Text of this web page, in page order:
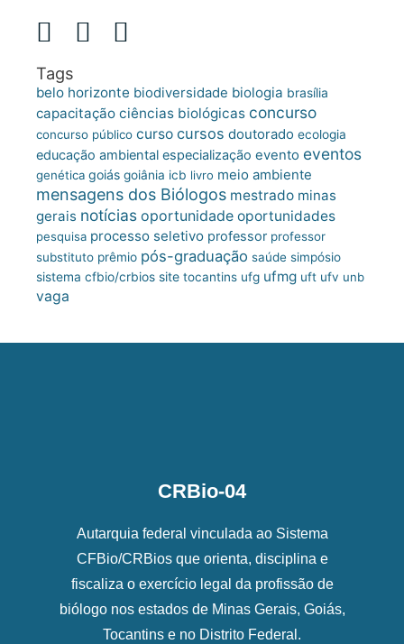
Tags
belo horizonte biodiversidade biologia brasília
capacitação ciências biológicas concurso
concurso público curso cursos doutorado ecologia
educação ambiental especialização evento eventos
genética goiás goiânia icb livro meio ambiente
mensagens dos Biólogos mestrado minas
gerais notícias oportunidade oportunidades
pesquisa processo seletivo professor professor
substituto prêmio pós-graduação saúde simpósio
sistema cfbio/crbios site tocantins ufg ufmg uft ufv unb
vaga
CRBio-04
Autarquia federal vinculada ao Sistema
CFBio/CRBios que orienta, disciplina e
fiscaliza o exercício legal da profissão de
biólogo nos estados de Minas Gerais, Goiás,
Tocantins e no Distrito Federal.